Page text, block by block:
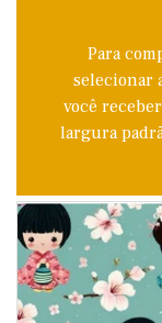
Para
selecionar
você
largura